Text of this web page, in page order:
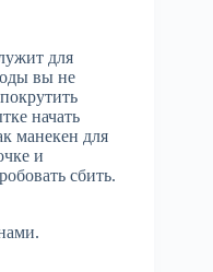
для
вы не
начать
манекен для
и
сбить.